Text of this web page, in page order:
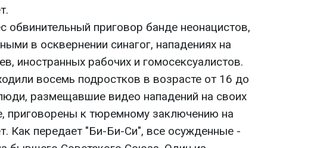
обвинительный приговор банде неонацистов,
в осквернении синагог, нападениях на
иностранных рабочих и гомосексуалистов.
восемь подростков в возрасте от 16 до
размещавшие видео нападений на своих
приговорены к тюремному заключению на
Как передает "Би-Би-Си", все осужденные -